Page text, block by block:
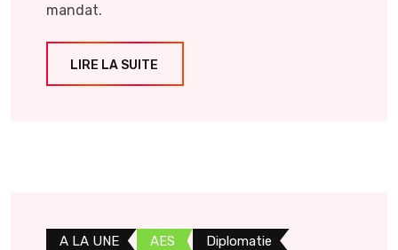
mandat.
LIRE LA SUITE
A LA UNE AES Diplomatie